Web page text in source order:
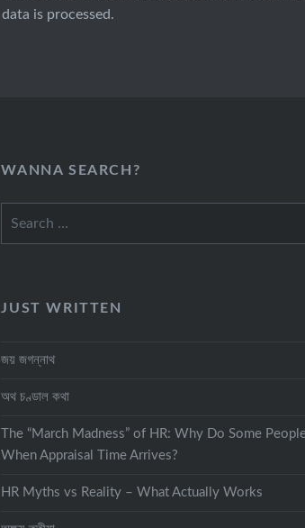
data is processed.
WANNA SEARCH?
JUST WRITTEN
জয় জগন্নাথ
অথ চণ্ডাল কথা
The “March Madness” of HR: Why Do Some
When Appraisal Time Arrives?
HR Myths vs Reality – What Actually Works